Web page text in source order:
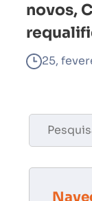
novos,
25,